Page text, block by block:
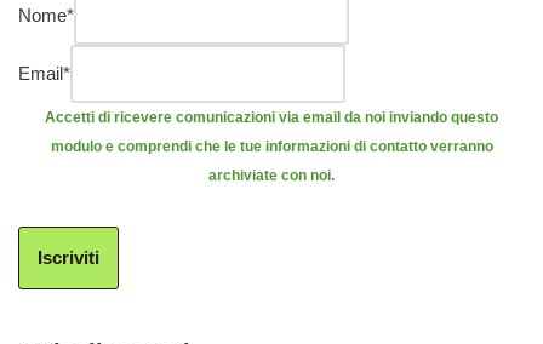
Nome*
Email*
Accetti di ricevere comunicazioni via email da noi inviando questo
modulo e comprendi che le tue informazioni di contatto verranno
archiviate con noi.
Iscriviti